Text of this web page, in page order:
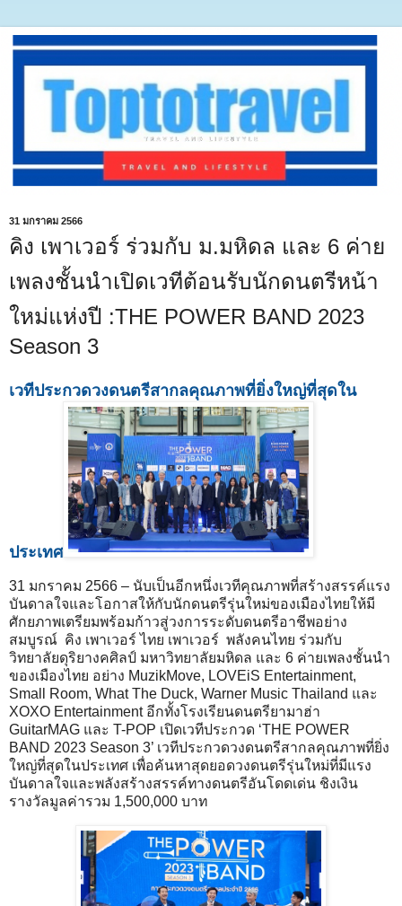
31 มกราคม 2566
คิง เพาเวอร์ ร่วมกับ ม.มหิดล และ 6 ค่าย
เพลงชั้นนำเปิดเวทีต้อนรับนักดนตรีหน้า
ใหม่แห่งปี :THE POWER BAND 2023
Season 3
เวทีประกวดวงดนตรีสากลคุณภาพที่ยิ่งใหญ่ที่สุดใน
ประเทศ
31 มกราคม 2566 – นับเป็นอีกหนึ่งเวทีคุณภาพที่สร้างสรรค์แรง
บันดาลใจและโอกาสให้กับนักดนตรีรุ่นใหม่ของเมืองไทยให้มี
ศักยภาพเตรียมพร้อมก้าวสู่วงการระดับดนตรีอาชีพอย่าง
สมบูรณ์ คิง เพาเวอร์ ไทย เพาเวอร์ พลังคนไทย ร่วมกับ
วิทยาลัยดุริยางคศิลป์ มหาวิทยาลัยมหิดล และ 6 ค่ายเพลงชั้นนำ
ของเมืองไทย อย่าง MuzikMove, LOVEiS Entertainment,
Small Room, What The Duck, Warner Music Thailand และ
XOXO Entertainment อีกทั้งโรงเรียนดนตรียามาฮ่า
GuitarMAG และ T-POP เปิดเวทีประกวด ‘THE POWER
BAND 2023 Season 3’ เวทีประกวดวงดนตรีสากลคุณภาพที่ยิ่ง
ใหญ่ที่สุดในประเทศ เพื่อค้นหาสุดยอดวงดนตรีรุ่นใหม่ที่มีแรง
บันดาลใจและพลังสร้างสรรค์ทางดนตรีอันโดดเด่น ชิงเงิน
รางวัลมูลค่ารวม 1,500,000 บาท